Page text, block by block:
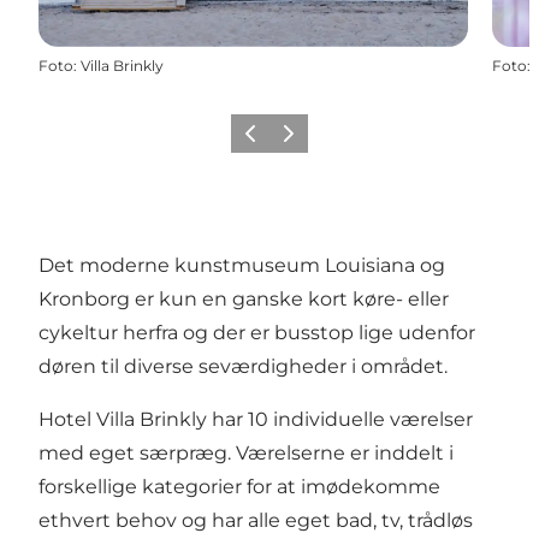
Foto: Villa Brinkly Foto:
ForrigeNæste
Det moderne kunstmuseum Louisiana og
Kronborg er kun en ganske kort køre- eller
cykeltur herfra og der er busstop lige udenfor
døren til diverse seværdigheder i området.
Hotel Villa Brinkly har 10 individuelle værelser
med eget særpræg. Værelserne er inddelt i
forskellige kategorier for at imødekomme
ethvert behov og har alle eget bad, tv, trådløs